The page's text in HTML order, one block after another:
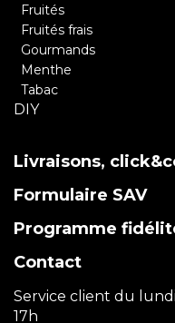
Fruités
Fruités frais
Gourmands
Menthe
Tabac
DIY
Livraisons,
Formulaire SAV
Programme
Contact
Service client du
17h